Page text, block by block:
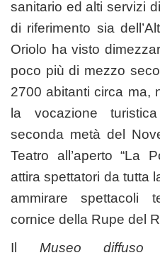
sanitario ed alti servizi
di riferimento sia
Oriolo ha visto
poco più di mezzo
2700 abitanti circa ma,
la vocazione
seconda metà del
Teatro all’aperto “La
attira spettatori da tutta
ammirare spettacoli
cornice della Rupe del
Il Museo